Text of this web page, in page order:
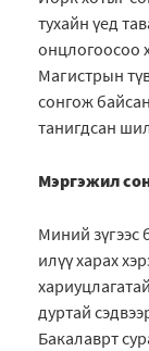
тухайн үед
онцлогоосоо
Магистрын
сонгож
танигдсан
Мэргэжил
Миний зүгээс
илүү харах
дуртай
Бакалаврт